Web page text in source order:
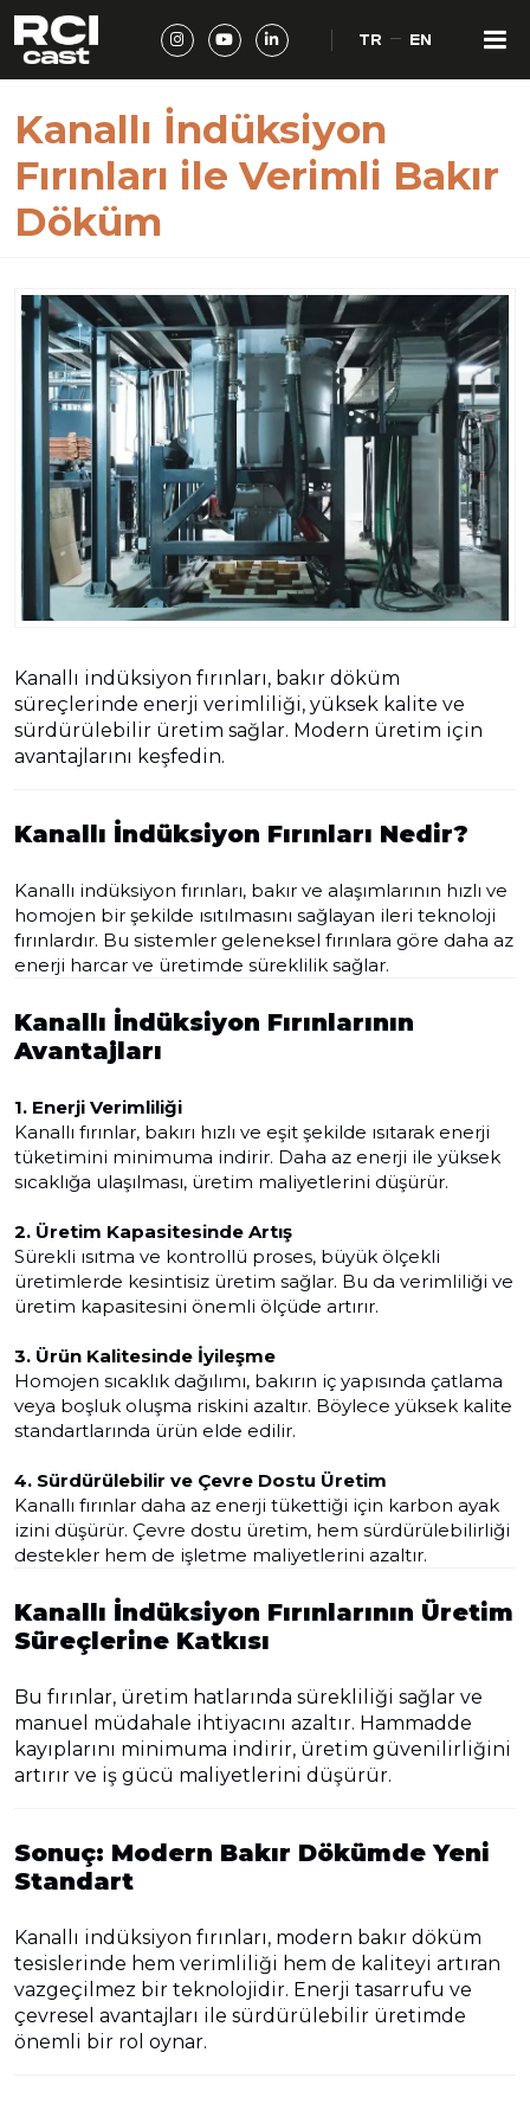
TR EN
Kanallı İndüksiyon
Fırınları ile Verimli Bakır
Döküm
Kanallı indüksiyon fırınları, bakır döküm
süreçlerinde enerji verimliliği, yüksek kalite ve
sürdürülebilir üretim sağlar. Modern üretim için
avantajlarını keşfedin.
Kanallı İndüksiyon Fırınları Nedir?
Kanallı indüksiyon fırınları, bakır ve alaşımlarının hızlı ve
homojen bir şekilde ısıtılmasını sağlayan ileri teknoloji
fırınlardır. Bu sistemler geleneksel fırınlara göre daha az
enerji harcar ve üretimde süreklilik sağlar.
Kanallı İndüksiyon Fırınlarının
Avantajları
1. Enerji Verimliliği
Kanallı fırınlar, bakırı hızlı ve eşit şekilde ısıtarak enerji
tüketimini minimuma indirir. Daha az enerji ile yüksek
sıcaklığa ulaşılması, üretim maliyetlerini düşürür.
2. Üretim Kapasitesinde Artış
Sürekli ısıtma ve kontrollü proses, büyük ölçekli
üretimlerde kesintisiz üretim sağlar. Bu da verimliliği ve
üretim kapasitesini önemli ölçüde artırır.
3. Ürün Kalitesinde İyileşme
Homojen sıcaklık dağılımı, bakırın iç yapısında çatlama
veya boşluk oluşma riskini azaltır. Böylece yüksek kalite
standartlarında ürün elde edilir.
4. Sürdürülebilir ve Çevre Dostu Üretim
Kanallı fırınlar daha az enerji tükettiği için karbon ayak
izini düşürür. Çevre dostu üretim, hem sürdürülebilirliği
destekler hem de işletme maliyetlerini azaltır.
Kanallı İndüksiyon Fırınlarının Üretim
Süreçlerine Katkısı
Bu fırınlar, üretim hatlarında sürekliliği sağlar ve
manuel müdahale ihtiyacını azaltır. Hammadde
kayıplarını minimuma indirir, üretim güvenilirliğini
artırır ve iş gücü maliyetlerini düşürür.
Sonuç: Modern Bakır Dökümde Yeni
Standart
Kanallı indüksiyon fırınları, modern bakır döküm
tesislerinde hem verimliliği hem de kaliteyi artıran
vazgeçilmez bir teknolojidir. Enerji tasarrufu ve
çevresel avantajları ile sürdürülebilir üretimde
önemli bir rol oynar.